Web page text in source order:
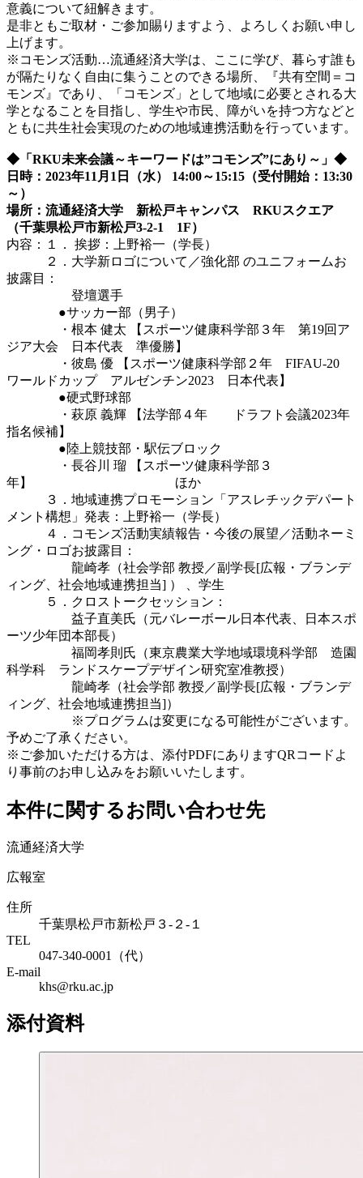
意義について紐解きます。
是非ともご取材・ご参加賜りますよう、よろしくお願い申し
上げます。
※コモンズ活動…流通経済大学は、ここに学び、暮らす誰も
が隔たりなく自由に集うことのできる場所、『共有空間＝コ
モンズ』であり、「コモンズ」として地域に必要とされる大
学となることを目指し、学生や市民、障がいを持つ方などと
ともに共生社会実現のための地域連携活動を行っています。
◆「RKU未来会議～キーワードは”コモンズ”にあり～」◆
日時：2023年11月1日（水） 14:00～15:15（受付開始：13:30
～）
場所：流通経済大学 新松戸キャンパス RKUスクエア
（千葉県松戸市新松戸3-2-1 1F）
内容：１．
挨拶：上野裕一（学長）
２．大学新ロゴについて／強化部 のユニフォームお
披露目：
登壇選手
●サッカー部（男子）
・根本 健太 【スポーツ健康科学部３年 第19回ア
ジア大会 日本代表 準優勝】
・彼島 優 【スポーツ健康科学部２年 FIFAU-20
ワールドカップ アルゼンチン2023 日本代表】
●硬式野球部
・萩原 義輝 【法学部４年 ドラフト会議2023年
指名候補】
●陸上競技部・駅伝ブロック
・長谷川 瑠 【スポーツ健康科学部３
年】 ほか
３．地域連携プロモーション「アスレチックデパート
メント構想」発表：上野裕一（学長）
４．コモンズ活動実績報告・今後の展望／活動ネーミ
ング・ロゴお披露目：
龍崎孝（社会学部 教授／副学長[広報・ブランデ
ィング、社会地域連携担当] ） 、学生
５．クロストークセッション：
益子直美氏（元バレーボール日本代表、日本スポ
ーツ少年団本部長）
福岡孝則氏（東京農業大学地域環境科学部 造園
科学科 ランドスケープデザイン研究室准教授）
龍崎孝（社会学部 教授／副学長[広報・ブランデ
ィング、社会地域連携担当]）
※プログラムは変更になる可能性がございます。
予めご了承ください。
※ご参加いただける方は、添付PDFにありますQRコードよ
り事前のお申し込みをお願いいたします。
本件に関するお問い合わせ先
流通経済大学
広報室
住所
千葉県松戸市新松戸３-２-１
TEL
047-340-0001（代）
E-mail
khs@rku.ac.jp
添付資料